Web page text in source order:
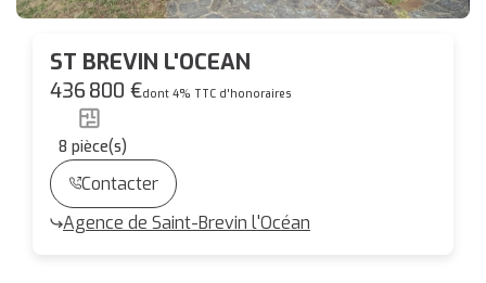
ST BREVIN L'OCEAN
436 800 €dont 4% TTC d'honoraires
8 pièce(s)
Contacter
Agence de Saint-Brevin l'Océan